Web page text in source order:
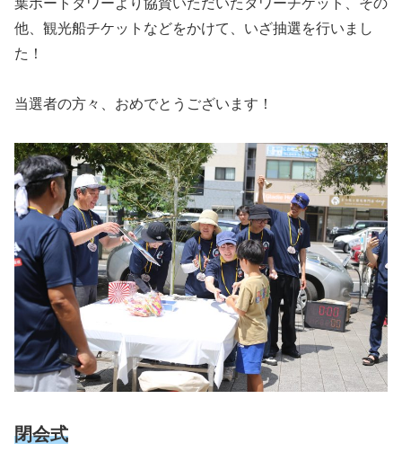
他、観光船チケットなどをかけて、いざ抽選を行いまし
た！
当選者の方々、おめでとうございます！
閉会式